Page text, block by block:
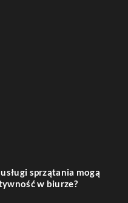
sprzątania mogą
w biurze?